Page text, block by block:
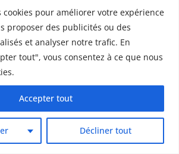
cookies pour améliorer votre expérience
proposer des publicités ou des
et analyser notre trafic. En
tout", vous consentez à ce que nous
Décliner tout
Accepter tout